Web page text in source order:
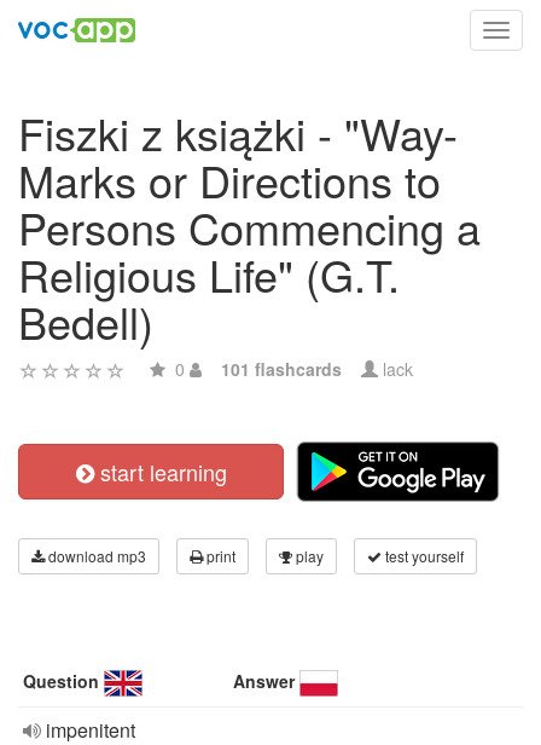
Fiszki z książki - "Way-
Marks or Directions to
Persons Commencing a
Religious Life" (G.T.
Bedell)
0 101 flashcards lack
start learning
download mp3 print play test yourself
Question Answer
impenitent